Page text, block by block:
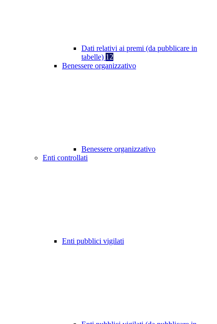
Dati relativi ai premi (da pubblicare in
tabelle) 12
Benessere organizzativo
Benessere organizzativo
Enti controllati
Enti pubblici vigilati